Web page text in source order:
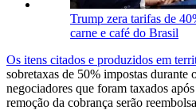
Trump zera tarifas de
carne e café do Brasil
Os itens citados e produzidos em
sobretaxas de 50% impostas durante
negociadores que foram taxados
remoção da cobrança serão